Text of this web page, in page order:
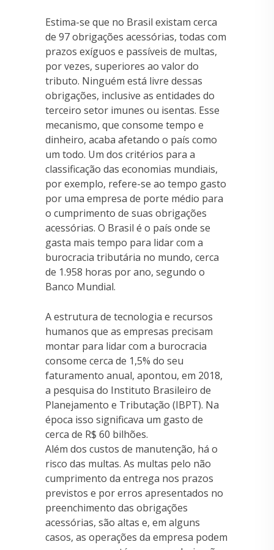
Estima-se que no Brasil existam cerca
de 97 obrigações acessórias, todas com
prazos exíguos e passíveis de multas,
por vezes, superiores ao valor do
tributo. Ninguém está livre dessas
obrigações, inclusive as entidades do
terceiro setor imunes ou isentas. Esse
mecanismo, que consome tempo e
dinheiro, acaba afetando o país como
um todo. Um dos critérios para a
classificação das economias mundiais,
por exemplo, refere-se ao tempo gasto
por uma empresa de porte médio para
o cumprimento de suas obrigações
acessórias. O Brasil é o país onde se
gasta mais tempo para lidar com a
burocracia tributária no mundo, cerca
de 1.958 horas por ano, segundo o
Banco Mundial.
A estrutura de tecnologia e recursos
humanos que as empresas precisam
montar para lidar com a burocracia
consome cerca de 1,5% do seu
faturamento anual, apontou, em 2018,
a pesquisa do Instituto Brasileiro de
Planejamento e Tributação (IBPT). Na
época isso significava um gasto de
cerca de R$ 60 bilhões.
Além dos custos de manutenção, há o
risco das multas. As multas pelo não
cumprimento da entrega nos prazos
previstos e por erros apresentados no
preenchimento das obrigações
acessórias, são altas e, em alguns
casos, as operações da empresa podem